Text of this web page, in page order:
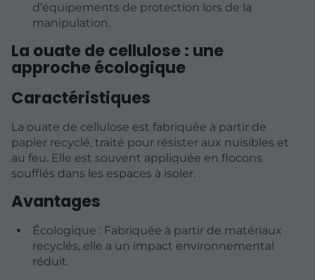
d’équipements de protection lors de la
manipulation.
La ouate de cellulose : une
approche écologique
Caractéristiques
La ouate de cellulose est fabriquée à partir de
papier recyclé, traité pour résister aux nuisibles et
au feu. Elle est souvent appliquée en flocons
soufflés dans les espaces à isoler.
Avantages
Écologique : Fabriquée à partir de matériaux
recyclés, elle a un impact environnemental
réduit.